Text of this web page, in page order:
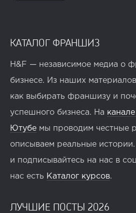
КАТАЛОГ ФРАНШИЗ
H&F — независимое медиа о
бизнесе. Из наших
как выбирать франшизу и
успешного бизнеса. На
Ютубе мы проводим честные
описываем реальные истории.
и подписывайтесь на нас в
нас есть Каталог курсов.
ЛУЧШИЕ ПОСТЫ 2026